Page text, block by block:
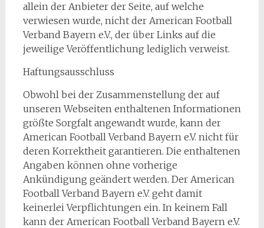
allein der Anbieter der Seite, auf welche
verwiesen wurde, nicht der American Football
Verband Bayern e.V., der über Links auf die
jeweilige Veröffentlichung lediglich verweist.
Haftungsausschluss
Obwohl bei der Zusammenstellung der auf
unseren Webseiten enthaltenen Informationen
größte Sorgfalt angewandt wurde, kann der
American Football Verband Bayern e.V. nicht für
deren Korrektheit garantieren. Die enthaltenen
Angaben können ohne vorherige
Ankündigung geändert werden. Der American
Football Verband Bayern e.V. geht damit
keinerlei Verpflichtungen ein. In keinem Fall
kann der American Football Verband Bayern e.V.